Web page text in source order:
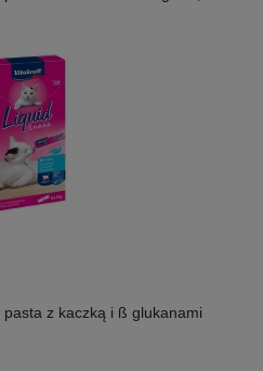
z kaczką i ß glukanami